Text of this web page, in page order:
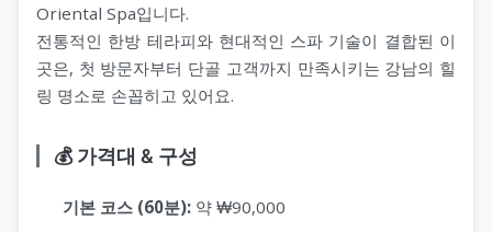
Oriental Spa입니다.
전통적인 한방 테라피와 현대적인 스파 기술이 결합된 이
곳은, 첫 방문자부터 단골 고객까지 만족시키는 강남의 힐
링 명소로 손꼽히고 있어요.
💰 가격대 & 구성
기본 코스 (60분): 약 ₩90,000